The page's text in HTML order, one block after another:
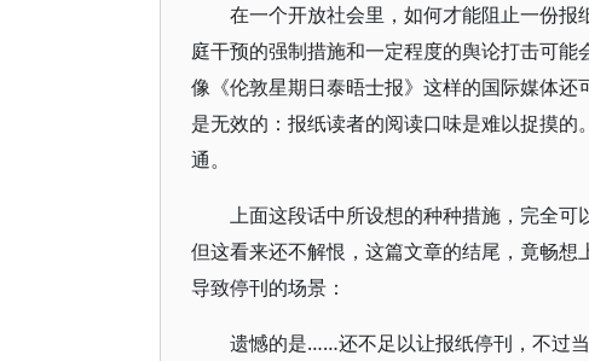
在一个开放社会里，如何才能阻止一份
庭干预的强制措施和一定程度的舆论打击可
像《伦敦星期日泰晤士报》这样的国际媒体
是无效的：报纸读者的阅读口味是难以捉摸
通。
上面这段话中所设想的种种措施，完全可
但这看来还不解恨，这篇文章的结尾，竟畅
导致停刊的场景：
遗憾的是……还不足以让报纸停刊，不过